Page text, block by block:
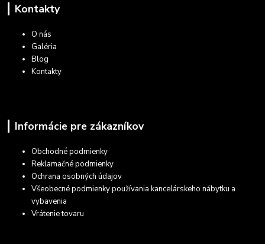
Kontakty
O nás
Galéria
Blog
Kontakty
Informácie pre zákazníkov
Obchodné podmienky
Reklamačné podmienky
Ochrana osobných údajov
Všeobecné podmienky používania kancelárskeho nábytku a
vybavenia
Vrátenie tovaru